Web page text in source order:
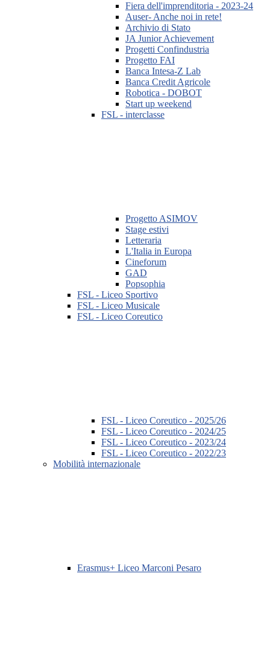
Fiera dell'imprenditoria - 2023-24
Auser- Anche noi in rete!
Archivio di Stato
JA Junior Achievement
Progetti Confindustria
Progetto FAI
Banca Intesa-Z Lab
Banca Credit Agricole
Robotica - DOBOT
Start up weekend
FSL - interclasse
Progetto ASIMOV
Stage estivi
Letteraria
L'Italia in Europa
Cineforum
GAD
Popsophia
FSL - Liceo Sportivo
FSL - Liceo Musicale
FSL - Liceo Coreutico
FSL - Liceo Coreutico - 2025/26
FSL - Liceo Coreutico - 2024/25
FSL - Liceo Coreutico - 2023/24
FSL - Liceo Coreutico - 2022/23
Mobilità internazionale
Erasmus+ Liceo Marconi Pesaro